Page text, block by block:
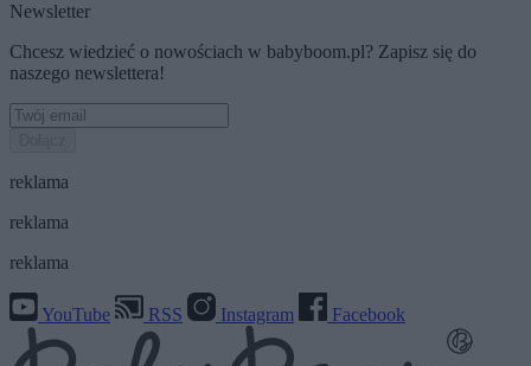
Newsletter
Chcesz wiedzieć o nowościach w babyboom.pl? Zapisz się do
naszego newslettera!
reklama
reklama
reklama
YouTube RSS Instagram Facebook